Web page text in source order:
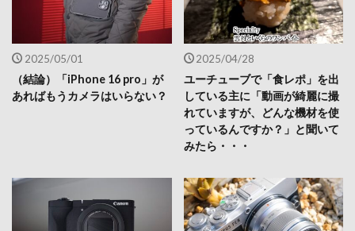
2025/05/01
（結論）「iPhone 16 pro」が
あればもうカメラはいらない？
2025/04/28
ユーチューブで「食レポ」を出
している主に「動画が綺麗に撮
れていますが、どんな機材を使
っているんですか？」と聞いて
みたら・・・